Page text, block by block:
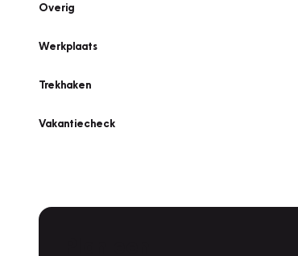
Overig
Werkplaats
Trekhaken
Vakantiecheck